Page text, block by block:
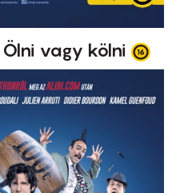
vagy kölni